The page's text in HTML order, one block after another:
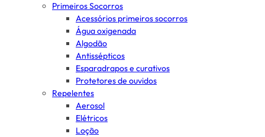
Primeiros Socorros
Acessórios primeiros socorros
Água oxigenada
Algodão
Antissépticos
Esparadrapos e curativos
Protetores de ouvidos
Repelentes
Aerosol
Elétricos
Loção